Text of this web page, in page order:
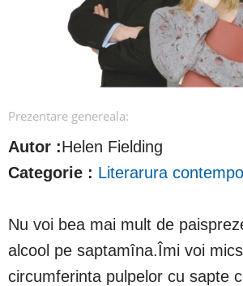
Prezentare genereala:
Autor :Helen Fielding
Categorie : Literarura
Nu voi bea mai mult de
alcool pe saptamîna.Îmi voi
circumferinta pulpelor cu sapte